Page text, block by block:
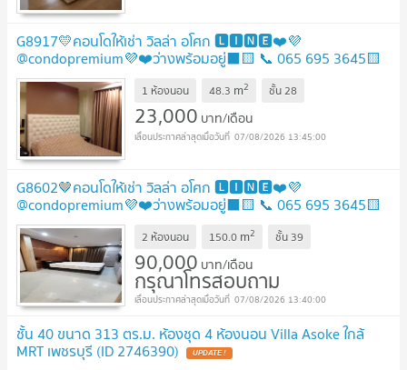
G8917💛คอนโดให้เช่า วิลล่า อโศก 🅻🅸🅽🅴❤️💜
@condopremium💜❤️ว่างพร้อมอยู่⬛🟨 📞 065 695 3645🟨
⬛ NEW !
1 ห้องนอน 48.3 m2 ชั้น28
23,000 บาท/เดือน
07/08/2026 13:45:00
G8602🤎คอนโดให้เช่า วิลล่า อโศก 🅻🅸🅽🅴❤️💜
@condopremium💜❤️ว่างพร้อมอยู่⬛🟨 📞 065 695 3645🟨
⬛ UPDATE !
2 ห้องนอน 150.0 m2 ชั้น 39
90,000 บาท/เดือน
กรุณาโทรสอบถาม
07/08/2026 13:40:00
ชั้น 40 ขนาด 313 ตร.ม. ห้องชุด 4 ห้องนอน Villa Asoke ใกล้
MRT เพชรบุรี (ID 2746390) UPDATE !